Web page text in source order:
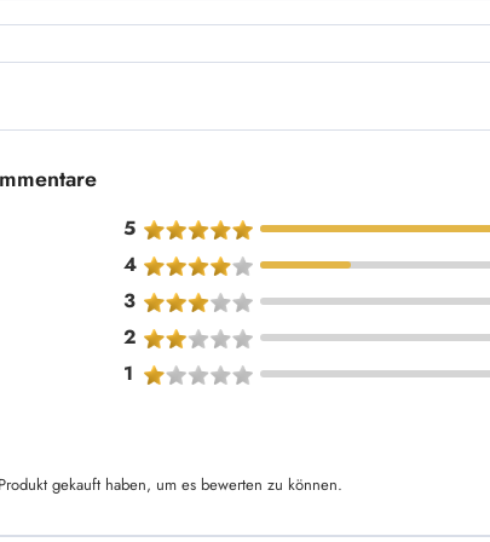
5
4
3
2
1
gekauft haben, um es bewerten zu können.